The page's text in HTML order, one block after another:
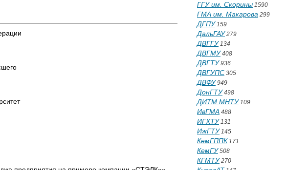
ГГУ им. Скорины 1590
ГМА им. Макарова 299
ДГПУ159
ДальГАУ279
ДВГГУ134
ДВГМУ408
ДВГТУ936
ДВГУПС 305
ДВФУ949
ДонГТУ498
ДИТМ МНТУ109
ИвГМА 488
ИГХТУ131
ИжГТУ145
КемГППК 171
КемГУ508
КГМТУ270